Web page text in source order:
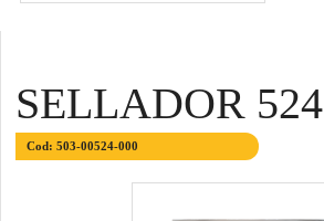
SELLADOR 524
Cod: 503-00524-000